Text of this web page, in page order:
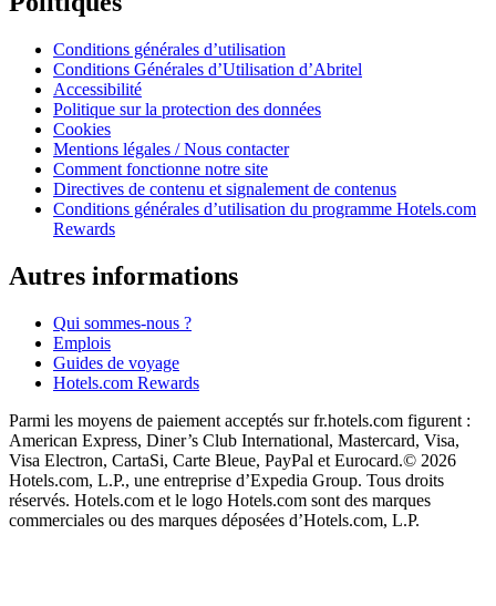
Conditions générales d’utilisation
Conditions Générales d’Utilisation d’Abritel
Accessibilité
Politique sur la protection des données
Cookies
Mentions légales / Nous contacter
Comment fonctionne notre site
Directives de contenu et signalement de contenus
Conditions générales d’utilisation du programme Hotels.com
Rewards
Autres informations
Qui sommes-nous ?
Emplois
Guides de voyage
Hotels.com Rewards
Parmi les moyens de paiement acceptés sur fr.hotels.com figurent :
American Express, Diner’s Club International, Mastercard, Visa,
Visa Electron, CartaSi, Carte Bleue, PayPal et Eurocard.© 2026
Hotels.com, L.P., une entreprise d’Expedia Group. Tous droits
réservés. Hotels.com et le logo Hotels.com sont des marques
commerciales ou des marques déposées d’Hotels.com, L.P.